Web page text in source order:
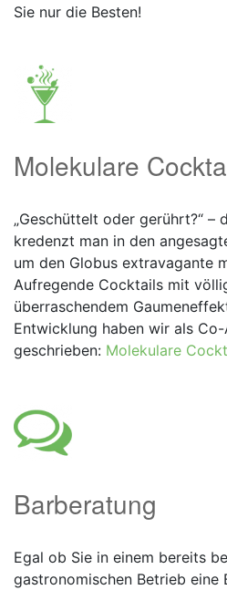
Sie nur die Besten!
Molekulare
„Geschüttelt oder gerührt?“ –
kredenzt man in den
um den Globus extravagante
Aufregende Cocktails mit
überraschendem
Entwicklung haben wir als
geschrieben: Molekulare
Barberatung
Egal ob Sie in einem bereits
gastronomischen Betrieb eine